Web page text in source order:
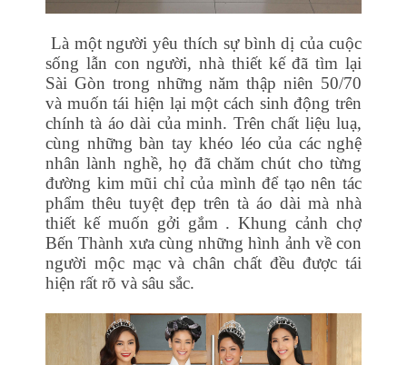
Là một người yêu thích sự bình dị của cuộc
sống lẫn con người, nhà thiết kế đã tìm lại
Sài Gòn trong những năm thập niên 50/70
và muốn tái hiện lại một cách sinh động trên
chính tà áo dài của minh. Trên chất liệu luạ,
cùng những bàn tay khéo léo của các nghệ
nhân lành nghề, họ đã chăm chút cho từng
đường kim mũi chỉ của mình để tạo nên tác
phẩm thêu tuyệt đẹp trên tà áo dài mà nhà
thiết kế muốn gởi gắm . Khung cảnh chợ
Bến Thành xưa cùng những hình ảnh về con
người mộc mạc và chân chất đều được tái
hiện rất rõ và sâu sắc.